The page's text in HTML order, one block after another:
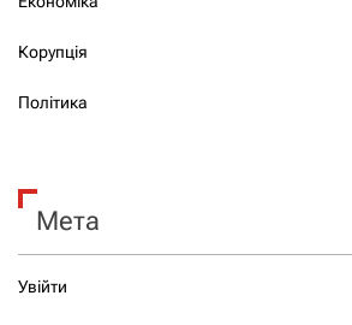
Корупція
Політика
Мета
Увійти